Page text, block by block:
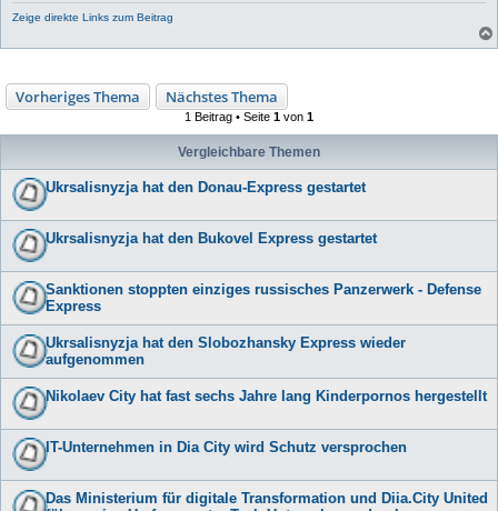
Zeige direkte Links zum Beitrag
Vorheriges Thema Nächstes Thema
1 Beitrag • Seite 1 von 1
Vergleichbare Themen
Ukrsalisnyzja hat den Donau-Express gestartet
Ukrsalisnyzja hat den Bukovel Express gestartet
Sanktionen stoppten einziges russisches Panzerwerk - Defense
Express
Ukrsalisnyzja hat den Slobozhansky Express wieder
aufgenommen
Nikolaev City hat fast sechs Jahre lang Kinderpornos hergestellt
IT-Unternehmen in Dia City wird Schutz versprochen
Das Ministerium für digitale Transformation und Diia.City United